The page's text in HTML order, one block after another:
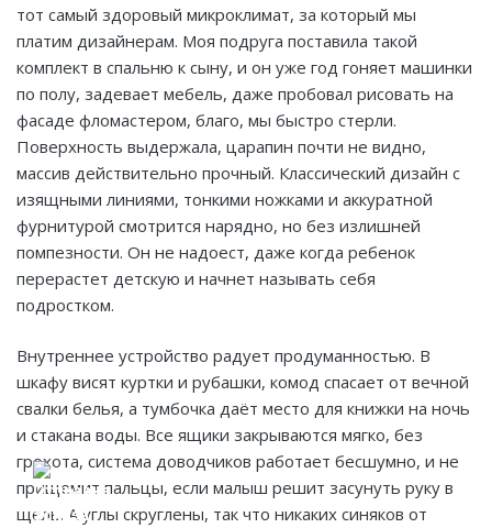
тот самый здоровый микроклимат, за который мы
платим дизайнерам. Моя подруга поставила такой
комплект в спальню к сыну, и он уже год гоняет машинки
по полу, задевает мебель, даже пробовал рисовать на
фасаде фломастером, благо, мы быстро стерли.
Поверхность выдержала, царапин почти не видно,
массив действительно прочный. Классический дизайн с
изящными линиями, тонкими ножками и аккуратной
фурнитурой смотрится нарядно, но без излишней
помпезности. Он не надоест, даже когда ребенок
перерастет детскую и начнет называть себя
подростком.
Внутреннее устройство радует продуманностью. В
шкафу висят куртки и рубашки, комод спасает от вечной
свалки белья, а тумбочка даёт место для книжки на ночь
и стакана воды. Все ящики закрываются мягко, без
грохота, система доводчиков работает бесшумно, и не
прищемит пальцы, если малыш решит засунуть руку в
щель. А углы скруглены, так что никаких синяков от